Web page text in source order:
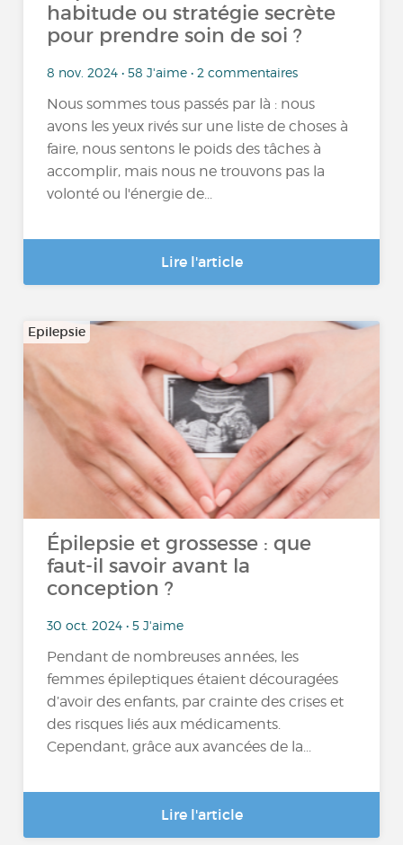
habitude ou stratégie secrète
pour prendre soin de soi ?
8 nov. 2024 • 58 J'aime • 2 commentaires
Nous sommes tous passés par là : nous
avons les yeux rivés sur une liste de choses à
faire, nous sentons le poids des tâches à
accomplir, mais nous ne trouvons pas la
volonté ou l'énergie de...
Lire l'article
Epilepsie
Épilepsie et grossesse : que
faut-il savoir avant la
conception ?
30 oct. 2024 • 5 J'aime
Pendant de nombreuses années, les
femmes épileptiques étaient découragées
d’avoir des enfants, par crainte des crises et
des risques liés aux médicaments.
Cependant, grâce aux avancées de la...
Lire l'article